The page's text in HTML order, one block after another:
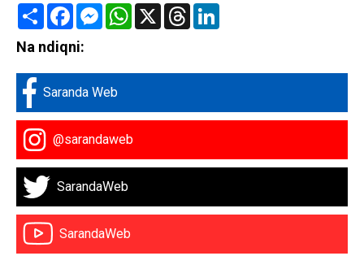
Share FacebookMessenger
WhatsApp
X Threads
Na ndiqni:
Saranda Web
@sarandaweb
SarandaWeb
SarandaWeb